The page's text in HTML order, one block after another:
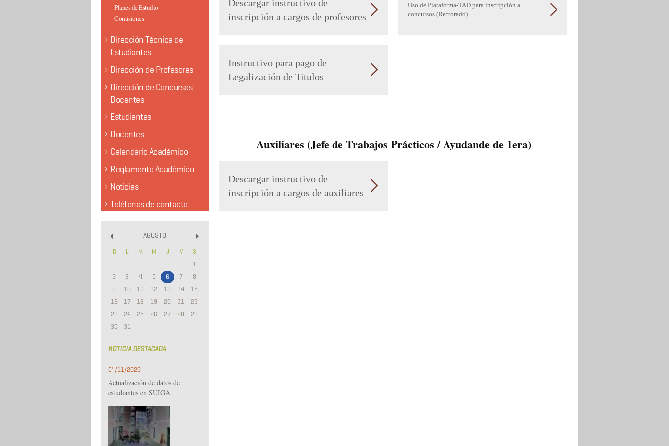
Planes de Estudio
Comisiones
Dirección Técnica de
Estudiantes
Dirección de Profesores
Dirección de Concursos
Docentes
Estudiantes
Docentes
Calendario Académico
Reglamento Académico
Noticias
Teléfonos de contacto
AGOSTO
D L M M J V S
1
2
3 4 5 6 7
8
9
10 11 12 13 14
15
16
17 18 19 20 21
22
23
24 25 26 27 28
29
30
31
NOTICIA DESTACADA
04/11/2020
Actualización de datos de
estudiantes en SUIGA
Descargar instructivo de
inscripción a cargos de profesores
Uso de Plataforma-TAD para inscripción a
concursos (Rectorado)
Instructivo para pago de
Legalización de Titulos
Auxiliares (Jefe de Trabajos Prácticos / Ayudande de 1era)
Descargar instructivo de
inscripción a cargos de auxiliares